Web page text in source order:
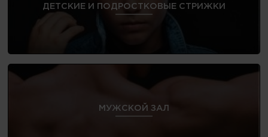
ДЕТСКИЕ И ПОДРОСТКОВЫЕ СТРИЖКИ
МУЖСКОЙ ЗАЛ